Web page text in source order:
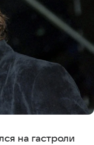
на гастроли